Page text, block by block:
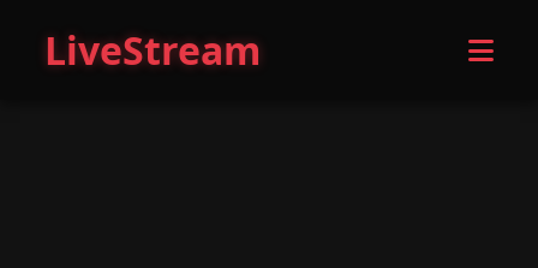
LiveStream